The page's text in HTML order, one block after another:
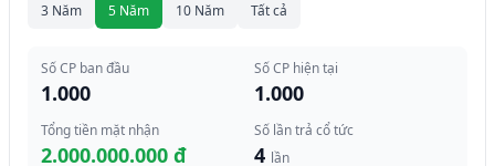
3 Năm 5 Năm 10 Năm Tất cả
Số CP ban đầu
1.000
Số CP hiện tại
1.000
Tổng tiền mặt nhận
2.000.000.000 đ
Số lần trả cổ tức
4 lần